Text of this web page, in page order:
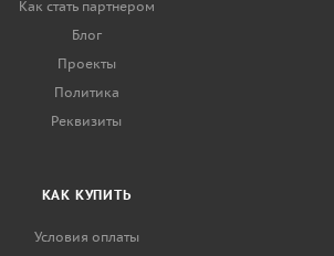
Как стать партнером
Блог
Проекты
Политика
Реквизиты
КАК КУПИТЬ
Условия оплаты